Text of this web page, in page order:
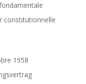
constitutionnelle
1958